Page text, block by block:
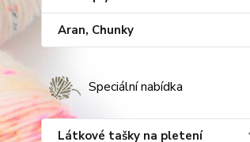
Aran, Chunky
Speciální nabídka
Látkové tašky na pletení